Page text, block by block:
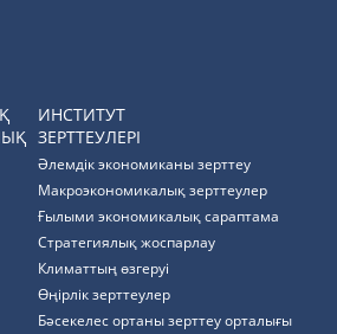
ИНСТИТУТ
ЗЕРТТЕУЛЕРІ
Әлемдік экономиканы зерттеу
Макроэкономикалық зерттеулер
Ғылыми экономикалық сараптама
Стратегиялық жоспарлау
Климаттың өзгеруі
Өңірлік зерттеулер
Бәсекелес ортаны зерттеу орталығы